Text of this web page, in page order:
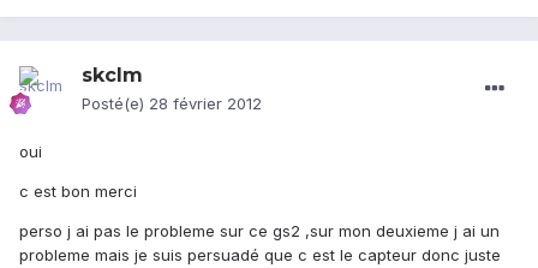
skclm
Posté(e) 28 février 2012
oui
c est bon merci
perso j ai pas le probleme sur ce gs2 ,sur mon deuxieme j ai un
probleme mais je suis persuadé que c est le capteur donc juste